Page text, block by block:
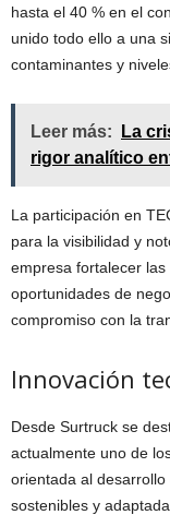
hasta el 40 % en el
unido todo ello a una
contaminantes y
Leer más:
La
rigor analítico
La participación en
para la visibilidad y
empresa fortalecer
oportunidades de
compromiso con la
Innovación
Desde Surtruck se
actualmente uno de
orientada al desarrollo
sostenibles y